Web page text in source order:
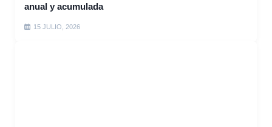
anual y acumulada
15 JULIO, 2026